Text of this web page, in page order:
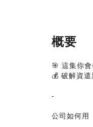
概要
🎯 這集你
💰 破解資
-
公司如何用